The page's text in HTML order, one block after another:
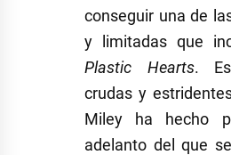
conseguir una de
y limitadas que
Plastic Hearts.
crudas y
Miley ha hecho
adelanto del que